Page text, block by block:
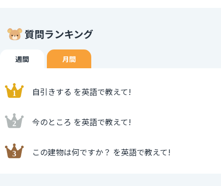
質問ランキング
週間 月間
自引きする を英語で教えて!
今のところ を英語で教えて!
この建物は何ですか？ を英語で教えて!